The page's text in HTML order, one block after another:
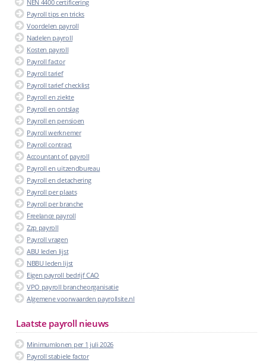
NEN 4400 certificering
Payroll tips en tricks
Voordelen payroll
Nadelen payroll
Kosten payroll
Payroll factor
Payroll tarief
Payroll tarief checklist
Payroll en ziekte
Payroll en ontslag
Payroll en pensioen
Payroll werknemer
Payroll contract
Accountant of payroll
Payroll en uitzendbureau
Payroll en detachering
Payroll per plaats
Payroll per branche
Freelance payroll
Zzp payroll
Payroll vragen
ABU leden lijst
NBBU leden lijst
Eigen payroll bedrijf CAO
VPO payroll brancheorganisatie
Algemene voorwaarden payrollsite.nl
Laatste payroll nieuws
Minimumlonen per 1 juli 2026
Payroll stabiele factor